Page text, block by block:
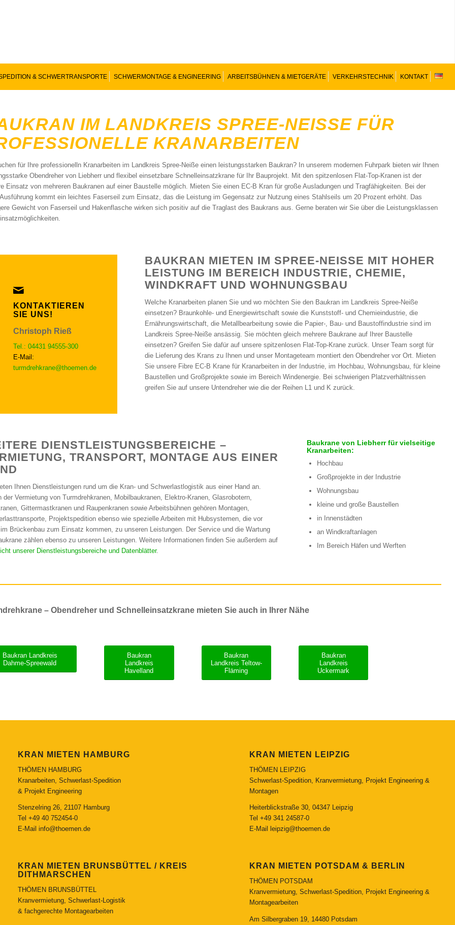
& SCHWERTRANSPORTE SCHWERMONTAGE & ENGINEERING ARBEITSBÜHNEN & MIETGERÄTE VERKEHRSTECHNIK KONTAKT
IM LANDKREIS SPREE-NEISSE FÜR P
KRANARBEITEN
für Ihre professionelln Kranarbeiten im Landkreis Spree-Neiße einen leistungsstarken Baukran? In unserem modernen Fuhrpark bieten wir Ihnen
Obendreher von Liebherr und flexibel einsetzbare Schnelleinsatzkrane für Ihr Bauprojekt. Mit den spitzenlosen Flat-Top-Kranen ist der
Einsatz von mehreren Baukranen auf einer Baustelle möglich. Mieten Sie einen EC-B Kran für große Ausladungen und Tragfähigkeiten. Bei der
kommt ein leichtes Faserseil zum Einsatz, das die Leistung im Gegensatz zur Nutzung eines Stahlseils um 20 Prozent erhöht. Das
Gewicht von Faserseil und Hakenflasche wirken sich positiv auf die Traglast des Baukrans aus. Gerne beraten wir Sie über die Leistungsklassen
KONTAKTIEREN
SIE UNS!
Christoph Rieß
Tel.: 04431 94555-300
E-Mail:
turmdrehkrane@thoemen.de
BAUKRAN MIETEN IM SPREE-NEISSE MIT HOHER L
EISTUNG IM BEREICH INDUSTRIE, CHEMIE, W
INDKRAFT UND WOHNUNGSBAU
Welche Kranarbeiten planen Sie und wo möchten Sie den Baukran im Landkreis Spree-Neiße
einsetzen? Braunkohle- und Energiewirtschaft sowie die Kunststoff- und Chemieindustrie, die
Ernährungswirtschaft, die Metallbearbeitung sowie die Papier-, Bau- und Baustoffindustrie sind im
Landkreis Spree-Neiße ansässig. Sie möchten gleich mehrere Baukrane auf Ihrer Baustelle
einsetzen? Greifen Sie dafür auf unsere spitzenlosen Flat-Top-Krane zurück. Unser Team sorgt für
die Lieferung des Krans zu Ihnen und unser Montageteam montiert den Obendreher vor Ort. Mieten
Sie unsere Fibre EC-B Krane für Kranarbeiten in der Industrie, im Hochbau, Wohnungsbau, für kleine
Baustellen und Großprojekte sowie im Bereich Windenergie. Bei schwierigen Platzverhältnissen
greifen Sie auf unsere Untendreher wie die der Reihen L1 und K zurück.
DIENSTLEISTUNGSBEREICHE –
TRANSPORT, MONTAGE AUS EINER
Ihnen Dienstleistungen rund um die Kran- und Schwerlastlogistik aus einer Hand an.
der Vermietung von Turmdrehkranen, Mobilbaukranen, Elektro-Kranen, Glasrobotern,
Gittermastkranen und Raupenkranen sowie Arbeitsbühnen gehören Montagen,
Projektspedition ebenso wie spezielle Arbeiten mit Hubsystemen, die vor
Brückenbau zum Einsatz kommen, zu unseren Leistungen. Der Service und die Wartung
zählen ebenso zu unseren Leistungen. Weitere Informationen finden Sie außerdem auf
unserer Dienstleistungsbereiche und Datenblätter.
Baukrane von Liebherr für vielseitige
Kranarbeiten:
Hochbau
Großprojekte in der Industrie
Wohnungsbau
kleine und große Baustellen
in Innenstädten
an Windkraftanlagen
Im Bereich Häfen und Werften
– Obendreher und Schnelleinsatzkrane mieten Sie auch in Ihrer Nähe
Baukran Landkreis
Dahme-Spreewald
Baukran
Landkreis
Havelland
Baukran
Landkreis Teltow-
Fläming
Baukran
Landkreis
Uckermark
KRAN MIETEN HAMBURG
THÖMEN HAMBURG
Kranarbeiten, Schwerlast-Spedition
& Projekt Engineering
Stenzelring 26, 21107 Hamburg
Tel +49 40 752454-0
E-Mail info@thoemen.de
KRAN MIETEN BRUNSBÜTTEL / KREIS
DITHMARSCHEN
THÖMEN BRUNSBÜTTEL
Kranvermietung, Schwerlast-Logistik
& fachgerechte Montagearbeiten
KRAN MIETEN LEIPZIG
THÖMEN LEIPZIG
Schwerlast-Spedition, Kranvermietung, Projekt Engineering &
Montagen
Heiterblickstraße 30, 04347 Leipzig
Tel +49 341 24587-0
E-Mail
leipzig@thoemen.de
KRAN MIETEN POTSDAM & BERLIN
THÖMEN POTSDAM
Kranvermietung, Schwerlast-Spedition, Projekt Engineering &
Montagearbeiten
Am Silbergraben 19, 14480 Potsdam